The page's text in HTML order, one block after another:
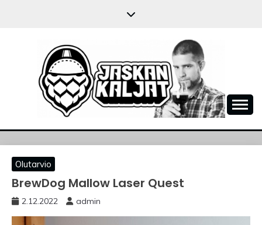
JASKANKALJAT
Olutarvio
BrewDog Mallow Laser Quest
2.12.2022 admin